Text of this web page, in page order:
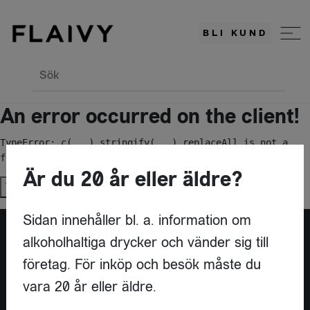
BLI KUND
Sök
An error occurred on the client!
TypeError: c(...).stringify(...).replaceAll is not a
function
Try again
Är du leverantör?
Är du 20 år eller äldre?
Sidan innehåller bl. a. information om
alkoholhaltiga drycker och vänder sig till
företag. För inköp och besök måste du
vara 20 år eller äldre.